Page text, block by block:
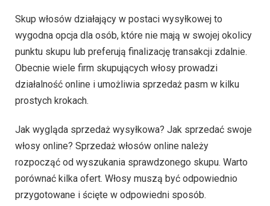
Skup włosów działający w postaci wysyłkowej to
wygodna opcja dla osób, które nie mają w swojej okolicy
punktu skupu lub preferują finalizację transakcji zdalnie.
Obecnie wiele firm skupujących włosy prowadzi
działalność online i umożliwia sprzedaż pasm w kilku
prostych krokach.
Jak wygląda sprzedaż wysyłkowa? Jak sprzedać swoje
włosy online? Sprzedaż włosów online należy
rozpocząć od wyszukania sprawdzonego skupu. Warto
porównać kilka ofert. Włosy muszą być odpowiednio
przygotowane i ścięte w odpowiedni sposób.